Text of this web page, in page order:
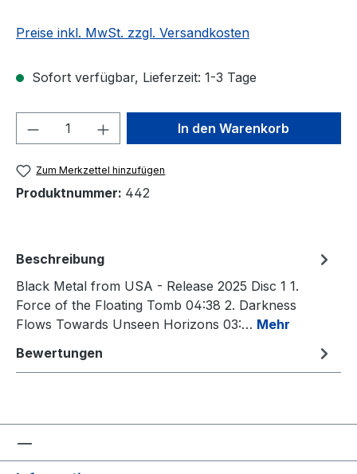
Preise inkl. MwSt. zzgl. Versandkosten
Sofort verfügbar, Lieferzeit: 1-3 Tage
Produkt Anzahl: Gib denIn den Warenkorb
Zum Merkzettel hinzufügen
Produktnummer: 442
Beschreibung
Black Metal from USA - Release 2025 Disc 1 1.
Force of the Floating Tomb 04:38 2. Darkness
Flows Towards Unseen Horizons 03:… Mehr
Bewertungen